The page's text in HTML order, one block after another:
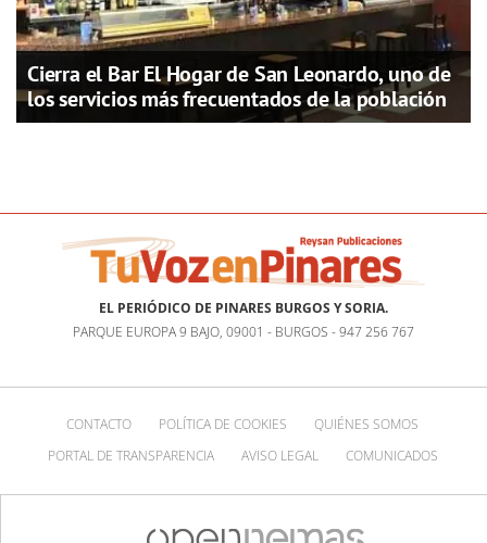
Cierra el Bar El Hogar de San Leonardo, uno de
los servicios más frecuentados de la población
EL PERIÓDICO DE PINARES BURGOS Y SORIA.
PARQUE EUROPA 9 BAJO, 09001 - BURGOS - 947 256 767
CONTACTO POLÍTICA DE COOKIES
QUIÉNES SOMOS
PORTAL DE TRANSPARENCIA
AVISO LEGAL COMUNICADOS